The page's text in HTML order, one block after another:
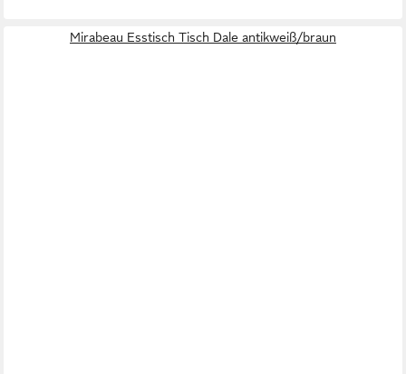
Mirabeau Esstisch Tisch Dale antikweiß/braun